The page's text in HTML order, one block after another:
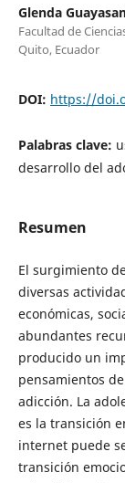
Glenda
Facultad de
Quito, Ecuador
DOI: https://
Palabras clave:
desarrollo del
Resumen
El surgimiento
diversas
económicas,
abundantes
producido un
pensamientos
adicción. La
es la transición
internet puede
transición